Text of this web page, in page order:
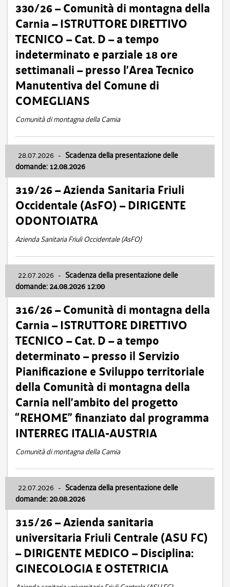
330/26 – Comunità di montagna della
Carnia – ISTRUTTORE DIRETTIVO
TECNICO – Cat. D – a tempo
indeterminato e parziale 18 ore
settimanali – presso l’Area Tecnico
Manutentiva del Comune di
COMEGLIANS
Comunità di montagna della Carnia
28.07.2026 - Scadenza della presentazione delle
domande: 12.08.2026
319/26 – Azienda Sanitaria Friuli
Occidentale (AsFO) – DIRIGENTE
ODONTOIATRA
Azienda Sanitaria Friuli Occidentale (AsFO)
22.07.2026 - Scadenza della presentazione delle
domande: 24.08.2026 12:00
316/26 – Comunità di montagna della
Carnia – ISTRUTTORE DIRETTIVO
TECNICO – Cat. D – a tempo
determinato – presso il Servizio
Pianificazione e Sviluppo territoriale
della Comunità di montagna della
Carnia nell’ambito del progetto
“REHOME” finanziato dal programma
INTERREG ITALIA-AUSTRIA
Comunità di montagna della Carnia
22.07.2026 - Scadenza della presentazione delle
domande: 20.08.2026
315/26 – Azienda sanitaria
universitaria Friuli Centrale (ASU FC)
– DIRIGENTE MEDICO – Disciplina:
GINECOLOGIA E OSTETRICIA